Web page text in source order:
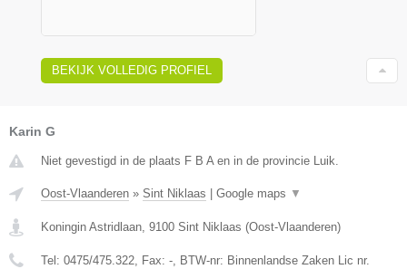
BEKIJK VOLLEDIG PROFIEL
Karin G
Niet gevestigd in de plaats F B A en in de provincie Luik.
Oost-Vlaanderen » Sint Niklaas | Google maps ▼
Koningin Astridlaan 9100 Sint Niklaas (Oost-Vlaanderen)
Tel: 0475/475.322 , Fax: - , BTW-nr: Binnenlandse Zaken Lic nr.